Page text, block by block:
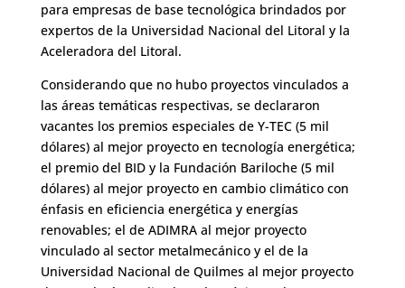
para empresas de base tecnológica brindados por
expertos de la Universidad Nacional del Litoral y la
Aceleradora del Litoral.
Considerando que no hubo proyectos vinculados a
las áreas temáticas respectivas, se declararon
vacantes los premios especiales de Y-TEC (5 mil
dólares) al mejor proyecto en tecnología energética;
el premio del BID y la Fundación Bariloche (5 mil
dólares) al mejor proyecto en cambio climático con
énfasis en eficiencia energética y energías
renovables; el de ADIMRA al mejor proyecto
vinculado al sector metalmecánico y el de la
Universidad Nacional de Quilmes al mejor proyecto